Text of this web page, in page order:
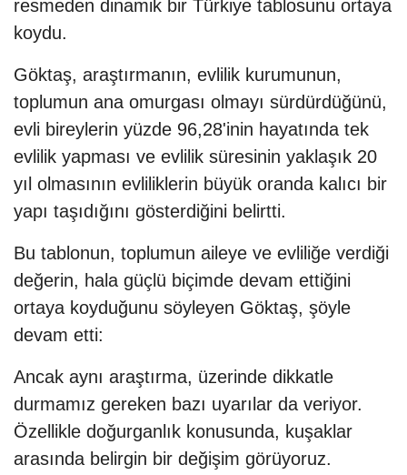
resmeden dinamik bir Türkiye tablosunu ortaya
koydu.
Göktaş, araştırmanın, evlilik kurumunun,
toplumun ana omurgası olmayı sürdürdüğünü,
evli bireylerin yüzde 96,28'inin hayatında tek
evlilik yapması ve evlilik süresinin yaklaşık 20
yıl olmasının evliliklerin büyük oranda kalıcı bir
yapı taşıdığını gösterdiğini belirtti.
Bu tablonun, toplumun aileye ve evliliğe verdiği
değerin, hala güçlü biçimde devam ettiğini
ortaya koyduğunu söyleyen Göktaş, şöyle
devam etti:
Ancak aynı araştırma, üzerinde dikkatle
durmamız gereken bazı uyarılar da veriyor.
Özellikle doğurganlık konusunda, kuşaklar
arasında belirgin bir değişim görüyoruz.